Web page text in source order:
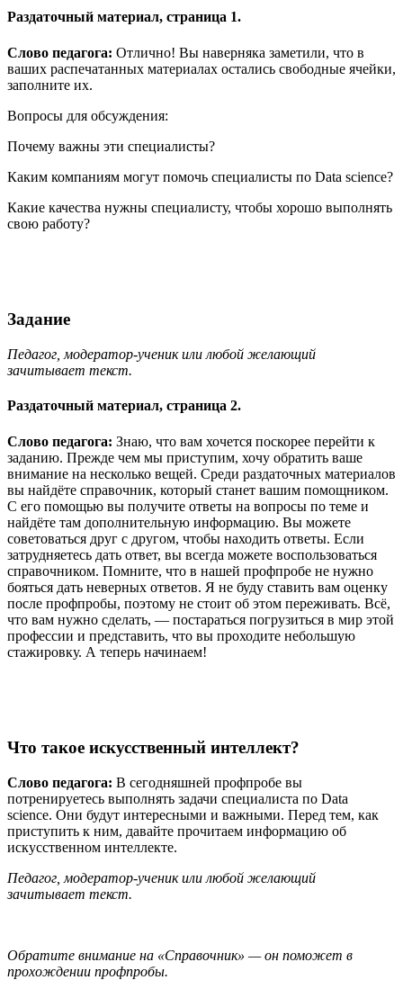
Раздаточный материал, страница 1.
Слово педагога: Отлично! Вы наверняка заметили, что в
ваших распечатанных материалах остались свободные ячейки,
заполните их.
Вопросы для обсуждения:
Почему важны эти специалисты?
Каким компаниям могут помочь специалисты по Data science?
Какие качества нужны специалисту, чтобы хорошо выполнять
свою работу?
Задание
Педагог, модератор-ученик или любой желающий
зачитывает текст.
Раздаточный материал, страница 2.
Слово педагога: Знаю, что вам хочется поскорее перейти к
заданию. Прежде чем мы приступим, хочу обратить ваше
внимание на несколько вещей. Среди раздаточных материалов
вы найдёте справочник, который станет вашим помощником.
С его помощью вы получите ответы на вопросы по теме и
найдёте там дополнительную информацию. Вы можете
советоваться друг с другом, чтобы находить ответы. Если
затрудняетесь дать ответ, вы всегда можете воспользоваться
справочником. Помните, что в нашей профпробе не нужно
бояться дать неверных ответов. Я не буду ставить вам оценку
после профпробы, поэтому не стоит об этом переживать. Всё,
что вам нужно сделать, — постараться погрузиться в мир этой
профессии и представить, что вы проходите небольшую
стажировку. А теперь начинаем!
Что такое искусственный интеллект?
Слово педагога: В сегодняшней профпробе вы
потренируетесь выполнять задачи специалиста по Data
science. Они будут интересными и важными. Перед тем, как
приступить к ним, давайте прочитаем информацию об
искусственном интеллекте.
Педагог, модератор-ученик или любой желающий
зачитывает текст.
Обратите внимание на «Справочник» — он поможет в
прохождении профпробы.